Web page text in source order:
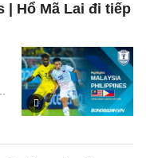
| Hổ Mã Lai đi tiếp